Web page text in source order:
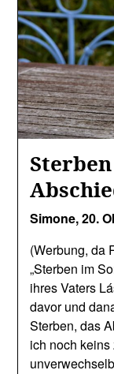
Simone,20.
(Werbung, da
„Sterben im
ihres Vaters
davor und
Sterben, das
ich noch